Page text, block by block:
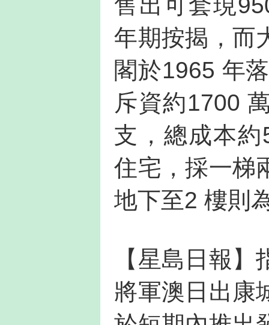
年期按揭，而
閣於1965 年
斥資約1700
支，總成本
住宅，採一梯
地下至2 樓則
【星島日報
將軍澳日出康